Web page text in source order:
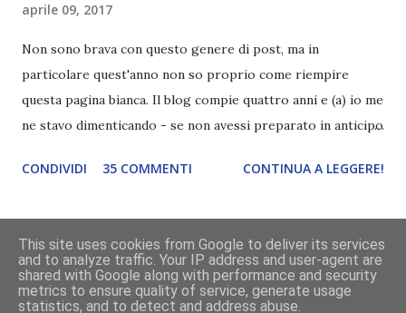
aprile 09, 2017
Non sono brava con questo genere di post, ma in
particolare quest'anno non so proprio come riempire
questa pagina bianca. Il blog compie quattro anni e (a) io me
ne stavo dimenticando - se non avessi preparato in anticipo
questo quarto anno, come sapete, non è stato dei migliori
che a pubblicare. E ogni volta che pensavo che il periodo
buio fosse finito, ecco che ,TADAAAN, di nuovo le tenebre.
Mettiamoci pure che le mie letture non sono molto
CONDIVIDI 35 COMMENTI CONTINUA A LEGGERE!
Powered by Blogger
grafica a cura di Divoratori di libri
This site uses cookies from Google to deliver its services
and to analyze traffic. Your IP address and user-agent are
shared with Google along with performance and security
metrics to ensure quality of service, generate usage
statistics, and to detect and address abuse.